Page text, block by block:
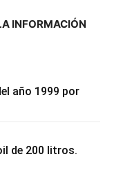
INFORMACIÓN
año 1999 por
de 200 litros.